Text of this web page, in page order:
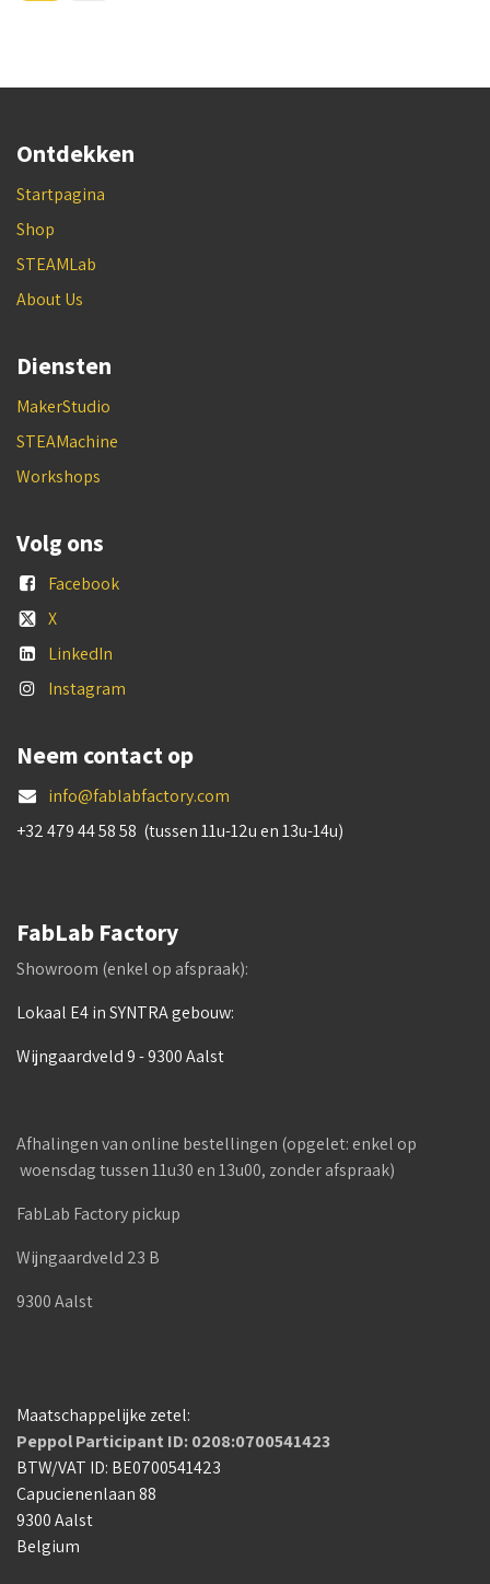
Ontdekken
Startpagina
Shop
STEAMLab
About Us
Diensten
MakerStudio
STEAMachine
Workshops
Volg ons
Facebook
X
LinkedIn
Instagram
Neem contact op
info@fablabfactory.com
+32 479 44 58 58 (tussen 11u-12u en 13u-14u)
FabLab Factory
Showroom (enkel op afspraak):
Lokaal E4 in SYNTRA gebouw:
Wijngaardveld 9 - 9300 Aalst
Afhalingen van online bestellingen (opgelet: enkel op
woensdag tussen 11u30 en 13u00, zonder afspraak)
FabLab Factory pickup
Wijngaardveld 23 B
9300 Aalst
Maatschappelijke zetel:
Peppol Participant ID: 0208:0700541423
BTW/VAT ID: BE0700541423
Capucienenlaan 88
9300 Aalst
Belgium